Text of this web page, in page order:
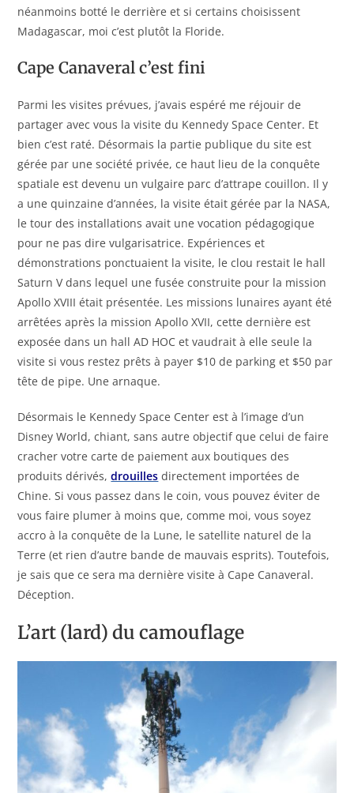
néanmoins botté le derrière et si certains choisissent
Madagascar, moi c’est plutôt la Floride.
Cape Canaveral c’est fini
Parmi les visites prévues, j’avais espéré me réjouir de
partager avec vous la visite du Kennedy Space Center. Et
bien c’est raté. Désormais la partie publique du site est
gérée par une société privée, ce haut lieu de la conquête
spatiale est devenu un vulgaire parc d’attrape couillon. Il y
a une quinzaine d’années, la visite était gérée par la NASA,
le tour des installations avait une vocation pédagogique
pour ne pas dire vulgarisatrice. Expériences et
démonstrations ponctuaient la visite, le clou restait le hall
Saturn V dans lequel une fusée construite pour la mission
Apollo XVIII était présentée. Les missions lunaires ayant été
arrêtées après la mission Apollo XVII, cette dernière est
exposée dans un hall AD HOC et vaudrait à elle seule la
visite si vous restez prêts à payer $10 de parking et $50 par
tête de pipe. Une arnaque.
Désormais le Kennedy Space Center est à l’image d’un
Disney World, chiant, sans autre objectif que celui de faire
cracher votre carte de paiement aux boutiques des
produits dérivés,drouilles directement importées de
Chine. Si vous passez dans le coin, vous pouvez éviter de
vous faire plumer à moins que, comme moi, vous soyez
accro à la conquête de la Lune, le satellite naturel de la
Terre (et rien d’autre bande de mauvais esprits). Toutefois,
je sais que ce sera ma dernière visite à Cape Canaveral.
Déception.
L’art (lard) du camouflage